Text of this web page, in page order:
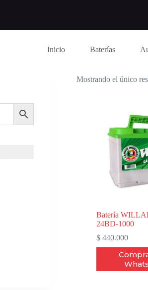
Inicio Baterías
Mostrando el único
Batería
24BD-1000
$440.000